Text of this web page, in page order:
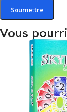
Vous